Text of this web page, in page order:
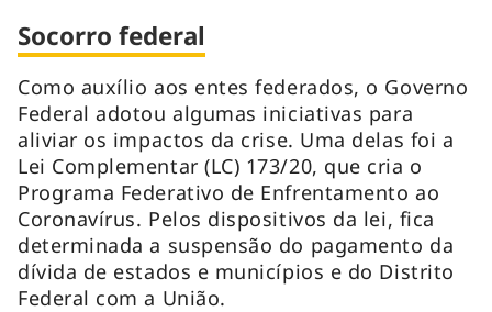
Socorro federal
Como auxílio aos entes federados, o Governo
Federal adotou algumas iniciativas para
aliviar os impactos da crise. Uma delas foi a
Lei Complementar (LC) 173/20, que cria o
Programa Federativo de Enfrentamento ao
Coronavírus. Pelos dispositivos da lei, fica
determinada a suspensão do pagamento da
dívida de estados e municípios e do Distrito
Federal com a União.